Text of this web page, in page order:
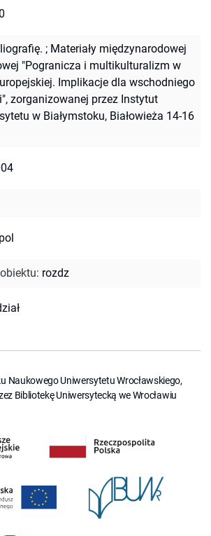
; Materiały międzynarodowej
"Pogranicza i multikulturalizm w
Implikacje dla wschodniego
zorganizowanej przez Instytut
w Białymstoku, Białowieża 14-16
pol
: rozdz
Naukowego Uniwersytetu Wrocławskiego,
Bibliotekę Uniwersytecką we Wrocławiu